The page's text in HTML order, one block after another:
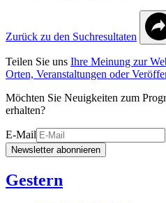
Zurück zu den Suchresultaten
Teilen Sie uns Ihre Meinung zur
Orten, Veranstaltungen oder
Möchten Sie Neuigkeiten zum
erhalten?
E-Mail
Newsletter abonnieren
Gestern